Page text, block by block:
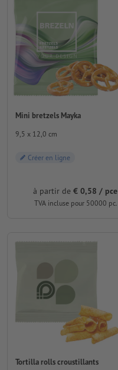
Mini bretzels Mayka
9,5 x 12,0 cm
Créer en ligne
à partir de € 0,58 / pce
TVA incluse pour 50000 pc.
Tortilla rolls croustillants